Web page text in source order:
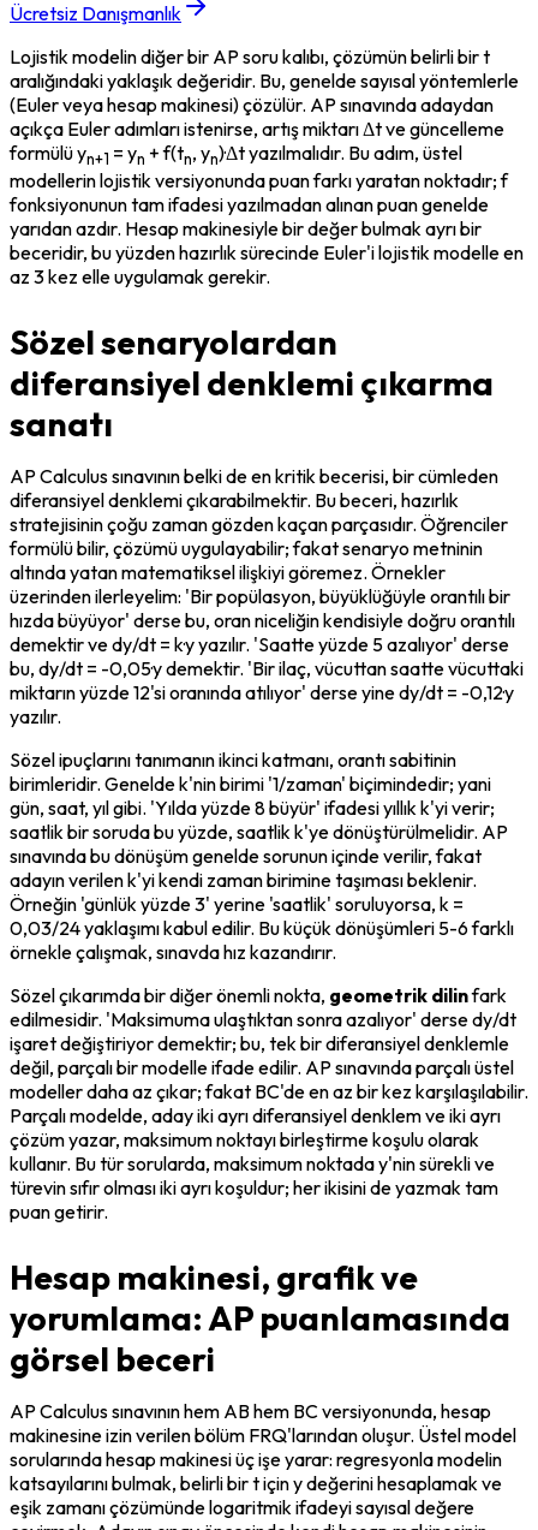
Ücretsiz Danışmanlık
Lojistik modelin diğer bir AP soru kalıbı, çözümün belirli bir t
aralığındaki yaklaşık değeridir. Bu, genelde sayısal yöntemlerle
(Euler veya hesap makinesi) çözülür. AP sınavında adaydan
açıkça Euler adımları istenirse, artış miktarı Δt ve güncelleme
formülü yn+1 = yn + f(tn, yn)·Δt yazılmalıdır. Bu adım, üstel
modellerin lojistik versiyonunda puan farkı yaratan noktadır; f
fonksiyonunun tam ifadesi yazılmadan alınan puan genelde
yarıdan azdır. Hesap makinesiyle bir değer bulmak ayrı bir
beceridir, bu yüzden hazırlık sürecinde Euler'i lojistik modelle en
az 3 kez elle uygulamak gerekir.
Sözel senaryolardan
diferansiyel denklemi çıkarma
sanatı
AP Calculus sınavının belki de en kritik becerisi, bir cümleden
diferansiyel denklemi çıkarabilmektir. Bu beceri, hazırlık
stratejisinin çoğu zaman gözden kaçan parçasıdır. Öğrenciler
formülü bilir, çözümü uygulayabilir; fakat senaryo metninin
altında yatan matematiksel ilişkiyi göremez. Örnekler
üzerinden ilerleyelim: 'Bir popülasyon, büyüklüğüyle orantılı bir
hızda büyüyor' derse bu, oran niceliğin kendisiyle doğru orantılı
demektir ve dy/dt = k·y yazılır. 'Saatte yüzde 5 azalıyor' derse
bu, dy/dt = -0,05·y demektir. 'Bir ilaç, vücuttan saatte vücuttaki
miktarın yüzde 12'si oranında atılıyor' derse yine dy/dt = -0,12·y
yazılır.
Sözel ipuçlarını tanımanın ikinci katmanı, orantı sabitinin
birimleridir. Genelde k'nin birimi '1/zaman' biçimindedir; yani
gün, saat, yıl gibi. 'Yılda yüzde 8 büyür' ifadesi yıllık k'yi verir;
saatlik bir soruda bu yüzde, saatlik k'ye dönüştürülmelidir. AP
sınavında bu dönüşüm genelde sorunun içinde verilir, fakat
adayın verilen k'yi kendi zaman birimine taşıması beklenir.
Örneğin 'günlük yüzde 3' yerine 'saatlik' soruluyorsa, k =
0,03/24 yaklaşımı kabul edilir. Bu küçük dönüşümleri 5-6 farklı
örnekle çalışmak, sınavda hız kazandırır.
Sözel çıkarımda bir diğer önemli nokta, geometrik dilin fark
edilmesidir. 'Maksimuma ulaştıktan sonra azalıyor' derse dy/dt
işaret değiştiriyor demektir; bu, tek bir diferansiyel denklemle
değil, parçalı bir modelle ifade edilir. AP sınavında parçalı üstel
modeller daha az çıkar; fakat BC'de en az bir kez karşılaşılabilir.
Parçalı modelde, aday iki ayrı diferansiyel denklem ve iki ayrı
çözüm yazar, maksimum noktayı birleştirme koşulu olarak
kullanır. Bu tür sorularda, maksimum noktada y'nin sürekli ve
türevin sıfır olması iki ayrı koşuldur; her ikisini de yazmak tam
puan getirir.
Hesap makinesi, grafik ve
yorumlama: AP puanlamasında
görsel beceri
AP Calculus sınavının hem AB hem BC versiyonunda, hesap
makinesine izin verilen bölüm FRQ'larından oluşur. Üstel model
sorularında hesap makinesi üç işe yarar: regresyonla modelin
katsayılarını bulmak, belirli bir t için y değerini hesaplamak ve
eşik zamanı çözümünde logaritmik ifadeyi sayısal değere